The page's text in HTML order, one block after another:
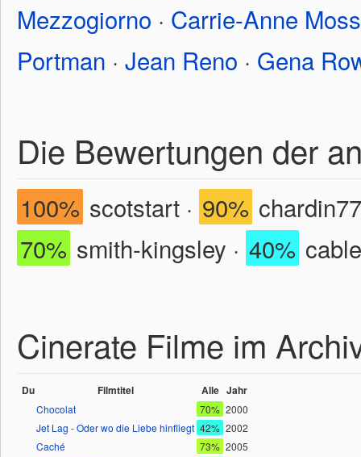
Mezzogiorno · Carrie-Anne Moss
Portman · Jean Reno · Gena
Die Bewertungen der
100% scotstart · 90%
70% smith-kingsley · 40%
Cinerate Filme im
Du Filmtitel Alle Jahr
Chocolat 70% 2000
Jet Lag - Oder wo die Liebe hinfliegt 42% 2002
Caché
73% 2005